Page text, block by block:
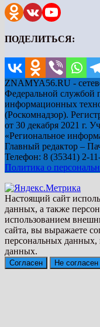
ПОДЕЛИТЬСЯ:
ZNAMYA56.RU -
Федеральной службой
информационных
(Роскомнадзор).
от 30 декабря 2021 г.
«Региональное
Главный редактор –
Телефон: 8 (35341) 2-
Политика о
Настоящий сайт
данных, а также
использованием
сайта, вы выражаете
персональных данных,
данных.
Согласен Не согласен